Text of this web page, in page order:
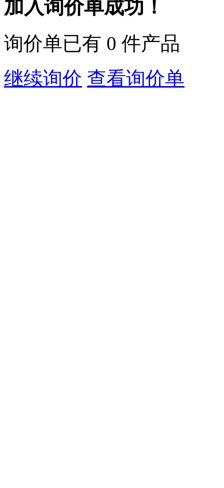
加入询价单成功！
询价单已有 0 件产品
继续询价 查看询价单